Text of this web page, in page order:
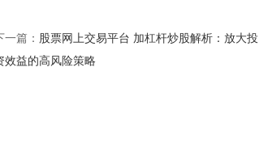
一篇： 股票网上交易平台 加杠杆炒股解析：放大投
效益的高风险策略